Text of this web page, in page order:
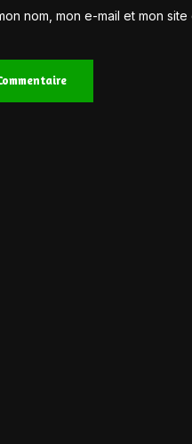
nom, mon e-mail et mon